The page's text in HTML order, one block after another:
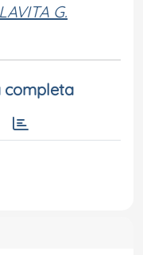
G.
completa